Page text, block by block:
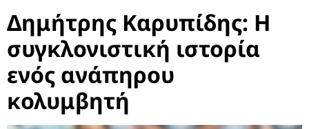
Δημήτρης Καρυπίδης: Η
συγκλονιστική ιστορία
ενός ανάπηρου
κολυμβητή